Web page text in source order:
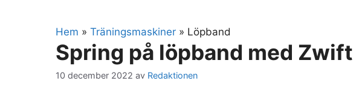
Hem » Träningsmaskiner » Löpband
Spring på löpband med Zwift
10 december 2022 av Redaktionen